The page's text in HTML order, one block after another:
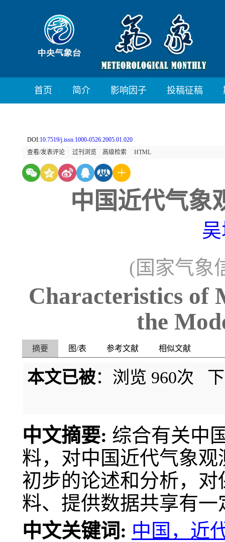
首页 简介 影响因子 投稿征稿
DOI:10.7519/j.issn.1000-0526.2005.01.020
查看/发表评论
过刊浏览 高级检索 HTML
中国近代气象
(国家气象
Characteristics of
the
摘要 图/表 参考文献 相似文献
本文已被：浏览 960次
中文摘要: 综合有关中
料，对中国近代气象
初步的论述和分析，
料、提供数据共享有
中文关键词: 中国，近